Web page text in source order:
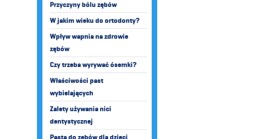
Przyczyny bólu zębów
W jakim wieku do ortodonty?
Wpływ wapnia na zdrowie
zębów
Czy trzeba wyrywać ósemki?
Właściwości past
wybielających
Zalety używania nici
dentystycznej
Pasta do zębów dla dzieci